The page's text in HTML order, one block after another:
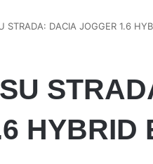
STRADA: DACIA JOGGER 1.6
HYBRID